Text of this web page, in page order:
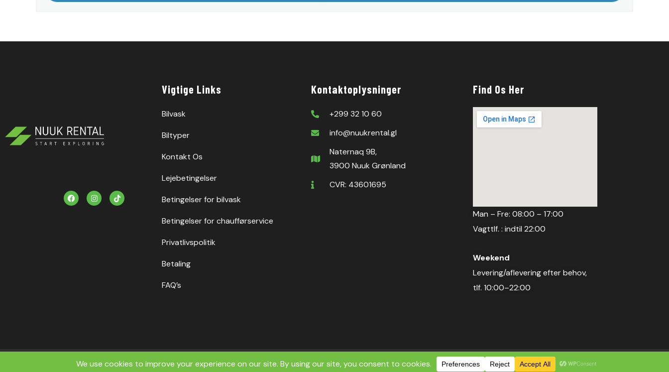
F
a
c
I
n
s
T
i
k
Vigtige Links
Bilvask
Biltyper
Kontakt Os
Lejebetingelser
Betingelser for bilvask
Betingelser for chaufførservice
Privatlivspolitik
Betaling
FAQ’s
Kontaktoplysninger
+299 32 10 60
info@nuukrental.gl
Naternaq 9B,
3900 Nuuk Grønland
CVR: 43601695
Find Os Her
Man – Fre: 08:00 – 17:00
Vagttlf. : indtil 22:00
Weekend
Levering/aflevering efter behov,
tlf. 10:00–22:00
Copyright ©2026 Nuuk Rental ApS | All Rights Reserved.